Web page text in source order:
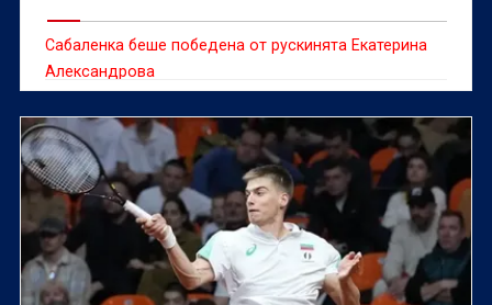
Сабаленка беше победена от рускинята Екатерина
Александрова